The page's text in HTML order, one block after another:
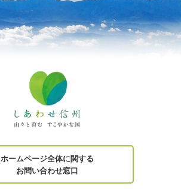
ホームページ全体に関する
お問い合わせ窓口